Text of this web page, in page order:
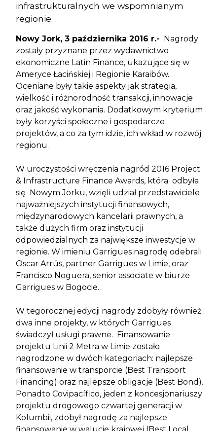
infrastrukturalnych we wspomnianym
regionie.
Nowy Jork, 3 października 2016 r.- Nagrody
zostały przyznane przez wydawnictwo
ekonomiczne Latin Finance, ukazujące się w
Ameryce Łacińskiej i Regionie Karaibów.
Oceniane były takie aspekty jak strategia,
wielkość i różnorodność transakcji, innowacje
oraz jakość wykonania. Dodatkowym kryterium
były korzyści społeczne i gospodarcze
projektów, a co za tym idzie, ich wkład w rozwój
regionu.
W uroczystości wręczenia nagród 2016 Project
& Infrastructure Finance Awards, która odbyła
się Nowym Jorku, wzięli udział przedstawiciele
najważniejszych instytucji finansowych,
międzynarodowych kancelarii prawnych, a
także dużych firm oraz instytucji
odpowiedzialnych za największe inwestycje w
regionie. W imieniu Garrigues nagrodę odebrali
Oscar Arrús, partner Garrigues w Limie, oraz
Francisco Noguera, senior associate w biurze
Garrigues w Bogocie.
W tegorocznej edycji nagrody zdobyły również
dwa inne projekty, w których Garrigues
świadczył usługi prawne. Finansowanie
projektu Linii 2 Metra w Limie zostało
nagrodzone w dwóch kategoriach: najlepsze
finansowanie w transporcie (Best Transport
Financing) oraz najlepsze obligacje (Best Bond).
Ponadto Covipacífico, jeden z koncesjonariuszy
projektu drogowego czwartej generacji w
Kolumbii, zdobył nagrodę za najlepsze